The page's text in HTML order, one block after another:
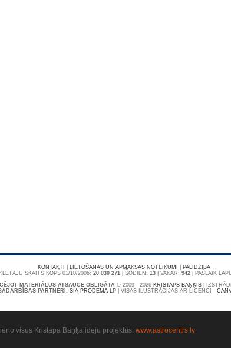
KONTAKTI LIETOŠANAS UN APMAKSAS NOTEIKUMI
PALĪDZĪBA
SKAITS KOPŠ 01/10/2006: 20 030 271| ŠODIEN: 13| VAKAR: 942| PAŠLAIK
MATERIĀLUS ATSAUCE OBLIGĀTA © 2009 - 2026 KRISTAPS BAŅĶIS
PARTNERI: SIA PRODEMA LP| VISAS ILUSTRĀCIJAS AR LICENCI -
visus Kristapa Baņķa ideju projektus. www.astrocentrs.lv